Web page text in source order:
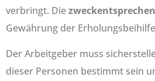
verbringt. Die
Gewährung der
Der Arbeitgeber muss
dieser Personen bestimmt sein